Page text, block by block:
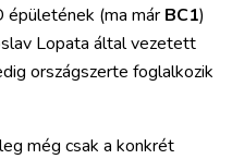
(ma már BC1)
Lopata által vezetett
országszerte foglalkozik
még csak a konkrét